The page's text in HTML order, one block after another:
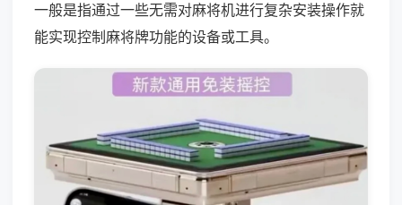
一般是指通过一些无需对麻将机进行复杂安装操作就
能实现控制麻将牌功能的设备或工具。